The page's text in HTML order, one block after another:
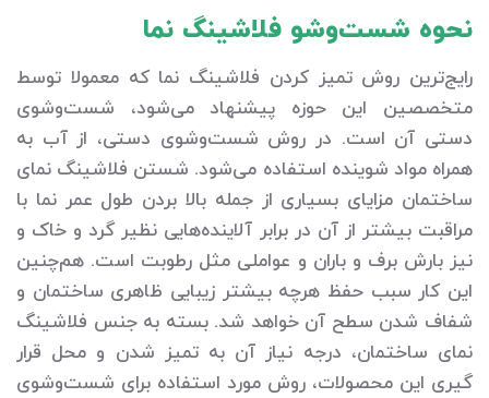
نحوه شست‌وشو فلاشینگ نما
رایج‌ترین روش تمیز کردن فلاشینگ نما که معمولا توسط
متخصصین این حوزه پیشنهاد می‌شود، شست‌وشوی
دستی آن است. در روش شست‌وشوی دستی، از آب به
همراه مواد شوینده استفاده می‌شود. شستن فلاشینگ نمای
ساختمان مزایای بسیاری از جمله بالا بردن طول عمر نما با
مراقبت بیشتر از آن در برابر آلاینده‌هایی نظیر گرد و خاک و
نیز بارش برف و باران و عواملی مثل رطوبت است. هم‌چنین
این کار سبب حفظ هرچه بیشتر زیبایی ظاهری ساختمان و
شفاف شدن سطح آن خواهد شد. بسته به جنس فلاشینگ
نمای ساختمان، درجه نیاز آن به تمیز شدن و محل قرار
گیری این محصولات، روش مورد استفاده برای شست‌وشوی